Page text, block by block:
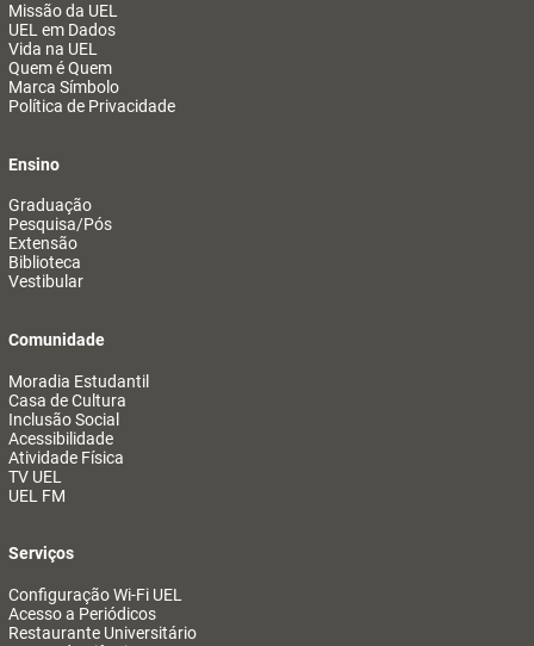
Missão da UEL
UEL em Dados
Vida na UEL
Quem é Quem
Marca Símbolo
Política de Privacidade
Ensino
Graduação
Pesquisa/Pós
Extensão
Biblioteca
Vestibular
Comunidade
Moradia Estudantil
Casa de Cultura
Inclusão Social
Acessibilidade
Atividade Física
TV UEL
UEL FM
Serviços
Configuração Wi-Fi UEL
Acesso a Periódicos
Restaurante Universitário